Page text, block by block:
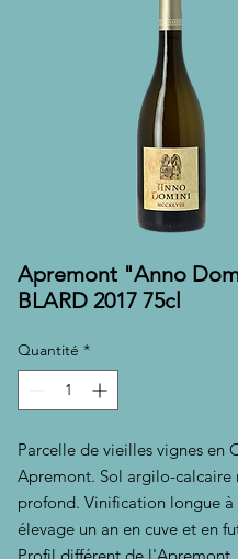
Apremont "Anno
BLARD 2017 75cl
Quantité *
Parcelle de vieilles vignes en
Apremont. Sol argilo-calcaire
profond. Vinification longue
élevage un an en cuve et en